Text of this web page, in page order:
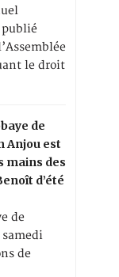
publié
le droit
de
Anjou est
mains des
d’été
de
de